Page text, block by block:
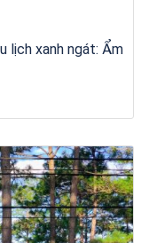
lịch xanh ngát: Ẩm